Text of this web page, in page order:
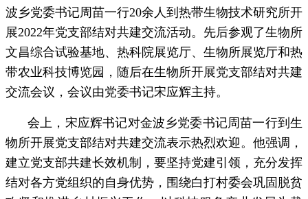
波乡党委书记周苗一行20余人到热带生物技术研究所开
展2022年党支部结对共建交流活动。先后参观了生物所
文昌综合试验基地、热科院展览厅、生物所展览厅和热
带农业科技博览园，随后在生物所开展党支部结对共建
交流会议，会议由党委书记宋应辉主持。
会上，宋应辉书记对金波乡党委书记周苗一行到生
物所开展党支部结对共建交流表示热烈欢迎。他强调，
建立党支部共建长效机制，要坚持党建引领，充分发挥
结对各方党组织的自身优势，围绕白打村委会巩固脱贫